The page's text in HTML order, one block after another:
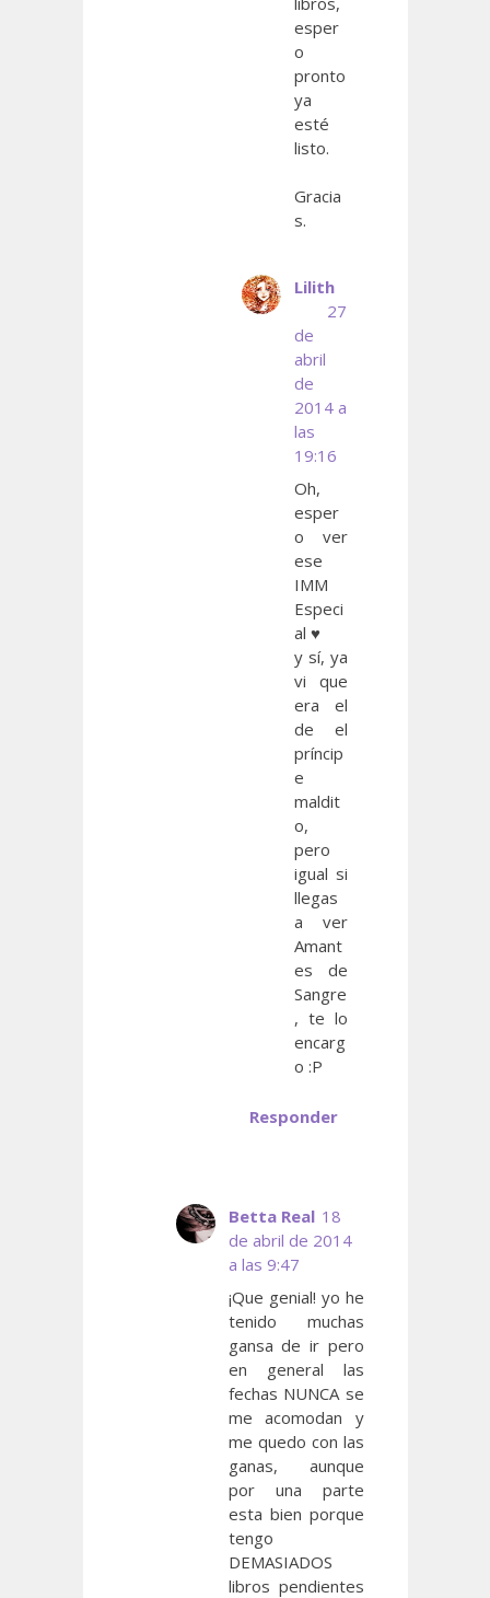
esper
o
pronto
ya
esté
listo.
Gracia
s.
Lilith
27
de
abril
de
2014 a
las
19:16
Oh,
esper
o ver
ese
IMM
Especi
al ♥
y sí, ya
vi que
era el
de el
príncip
e
maldit
o,
pero
igual si
llegas
a ver
Amant
es de
Sangre
, te lo
encarg
o :P
Responder
Betta Real 18
de abril de 2014
a las 9:47
¡Que genial! yo he
tenido muchas
gansa de ir pero
en general las
fechas NUNCA se
me acomodan y
me quedo con las
ganas, aunque
por una parte
esta bien porque
tengo
DEMASIADOS
libros pendientes